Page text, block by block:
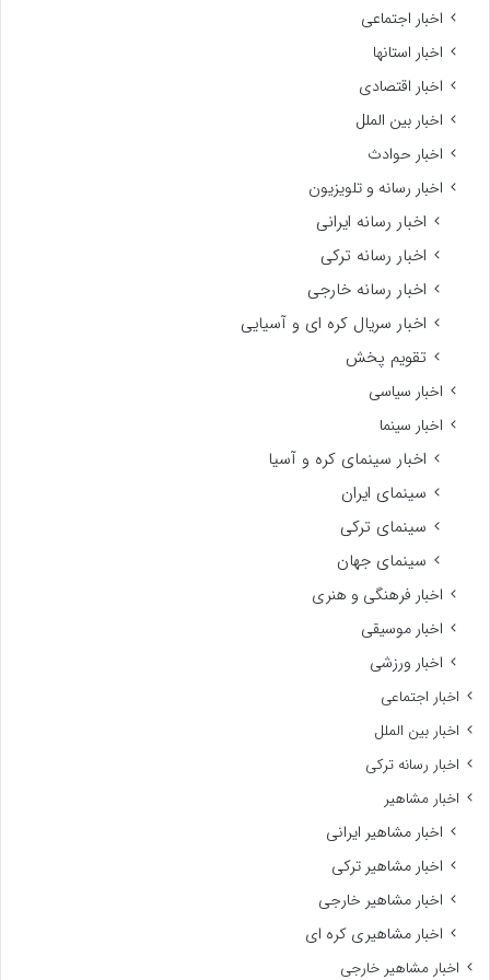
اخبار اجتماعی
اخبار استانها
اخبار اقتصادی
اخبار بین الملل
اخبار حوادث
اخبار رسانه و تلویزیون
اخبار رسانه ایرانی
اخبار رسانه ترکی
اخبار رسانه خارجی
اخبار سریال کره ای و آسیایی
تقویم پخش
اخبار سیاسی
اخبار سینما
اخبار سینمای کره و آسیا
سینمای ایران
سینمای ترکی
سینمای جهان
اخبار فرهنگی و هنری
اخبار موسیقی
اخبار ورزشی
اخبار اجتماعی
اخبار بین الملل
اخبار رسانه ترکی
اخبار مشاهیر
اخبار مشاهیر ایرانی
اخبار مشاهیر ترکی
اخبار مشاهیر خارجی
اخبار مشاهیری کره ای
اخبار مشاهیر خارجی